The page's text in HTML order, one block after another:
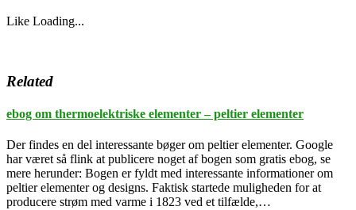
Like Loading...
Related
ebog om thermoelektriske elementer – peltier elementer
Der findes en del interessante bøger om peltier elementer. Google
har været så flink at publicere noget af bogen som gratis ebog, se
mere herunder: Bogen er fyldt med interessante informationer om
peltier elementer og designs. Faktisk startede muligheden for at
producere strøm med varme i 1823 ved et tilfælde,…